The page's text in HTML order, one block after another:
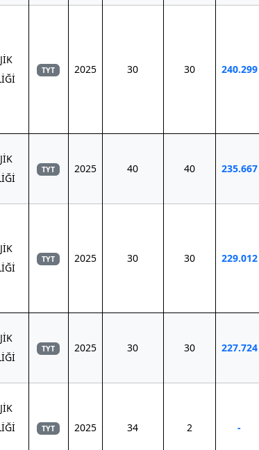
TYT 2025 30 30 240.299
TYT 2025 40 40 235.667
TYT 2025 30 30 229.012
TYT 2025 30 30 227.724
TYT 2025 34 2 -